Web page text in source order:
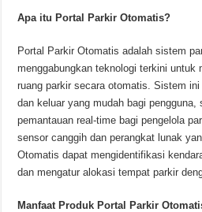
Apa itu Portal Parkir Otomatis?
Portal Parkir Otomatis adalah sistem
menggabungkan teknologi terkini untuk
ruang parkir secara otomatis. Sistem
dan keluar yang mudah bagi pengguna,
pemantauan real-time bagi pengelola
sensor canggih dan perangkat lunak
Otomatis dapat mengidentifikasi
dan mengatur alokasi tempat parkir
Manfaat Produk Portal Parkir